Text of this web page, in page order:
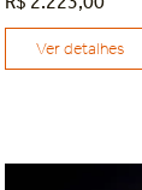
Ver detalhes